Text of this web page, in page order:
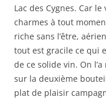
Lac des Cygnes. Car
charmes à tout
riche sans l’être,
tout est gracile ce qui
de ce solide vin. On
sur la deuxième
plat de plaisir